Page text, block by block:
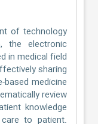
of technology
the electronic
in medical field
sharing
medicine
review
knowledge
to patient.